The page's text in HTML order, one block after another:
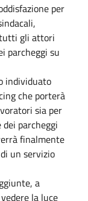
per
gli attori
parcheggi su
individuato
che porterà
sia per
parcheggi
finalmente
un servizio
a
la luce